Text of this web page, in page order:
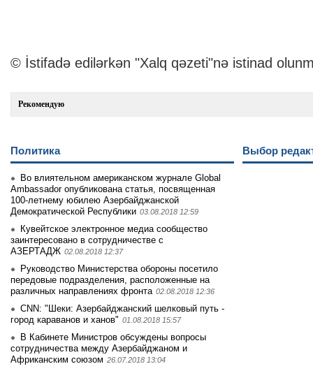
© İstifadə edilərkən "Xalq qəzeti"nə istinad
Рекомендую
Политика
Во влиятельном американском журнале Global
Ambassador опубликована статья, посвященная
100-летнему юбилею Азербайджанской
Демократической Республики 03.08.2018 12:59
Кувейтское электронное медиа сообщество
заинтеpесовано в сотрудничестве с
АЗЕРТАДЖ 02.08.2018 12:37
Руководство Министерства обороны посетило
передовые подразделения, расположенные на
различных направлениях фронта 02.08.2018 12:36
CNN: "Шеки: Азербайджанский шелковый путь -
город караванов и ханов" 01.08.2018 15:57
В Кабинете Министров обсуждены вопросы
сотрудничества между Азербайджаном и
Африканским союзом 26.07.2018 13:04
Выбор